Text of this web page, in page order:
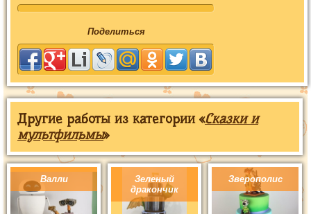
Поделиться
Другие работы из категории «Сказки и
мультфильмы»
Валли
Зеленый
дракончик
Зверополис